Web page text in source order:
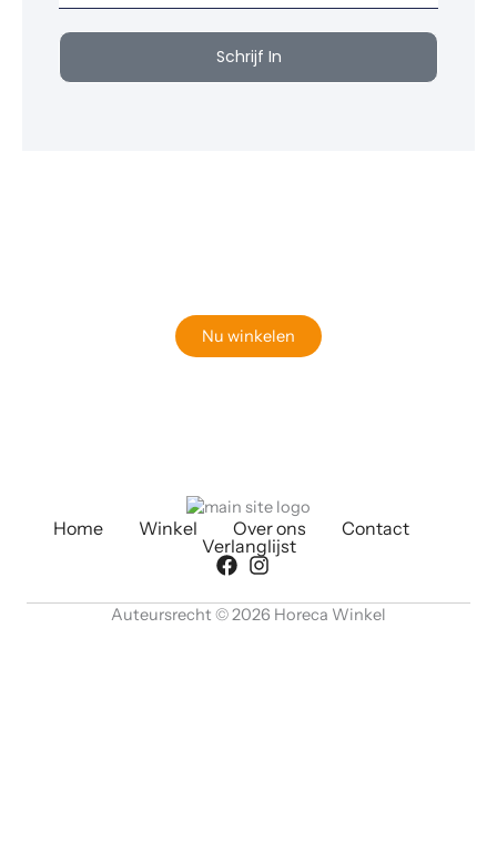
Schrijf In
Nu winkelen
Home Winkel Over ons
Contact
Verlanglijst
Auteursrecht © 2026 Horeca Winkel